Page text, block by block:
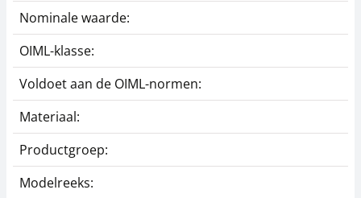
Nominale waarde:
OIML-klasse:
Voldoet aan de OIML-normen:
Materiaal:
Productgroep:
Modelreeks: